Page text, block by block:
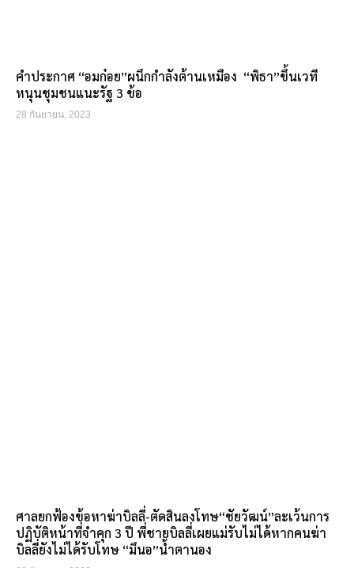
คำประกาศ “อมก๋อย”ผนึกกำลังต้านเหมือง “พิธา”ขึ้นเวที
หนุนชุมชนแนะรัฐ 3 ข้อ
28 กันยายน, 2023
ศาลยกฟ้องข้อหาฆ่าบิลลี่-ตัดสินลงโทษ“ชัยวัฒน์”ละเว้นการ
ปฏิบัติหน้าที่จำคุก 3 ปี พี่ชายบิลลี่เผยแม่รับไม่ได้หากคนฆ่า
บิลลี่ยังไม่ได้รับโทษ “มึนอ”น้ำตานอง